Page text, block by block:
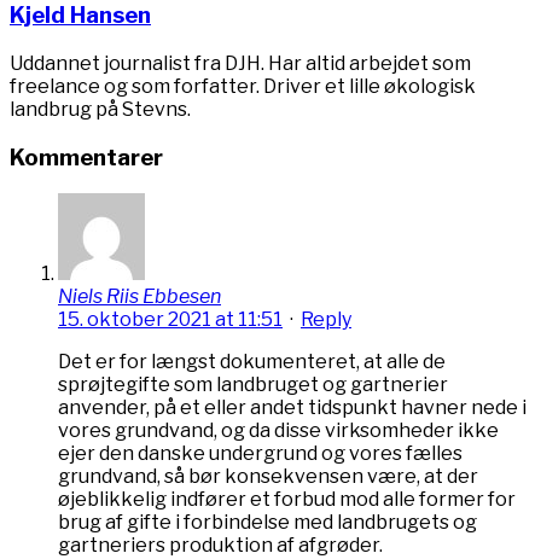
Kjeld Hansen
Uddannet journalist fra DJH. Har altid arbejdet som
freelance og som forfatter. Driver et lille økologisk
landbrug på Stevns.
Kommentarer
Niels Riis Ebbesen
15. oktober 2021 at 11:51 · Reply
Det er for længst dokumenteret, at alle de
sprøjtegifte som landbruget og gartnerier
anvender, på et eller andet tidspunkt havner nede i
vores grundvand, og da disse virksomheder ikke
ejer den danske undergrund og vores fælles
grundvand, så bør konsekvensen være, at der
øjeblikkelig indfører et forbud mod alle former for
brug af gifte i forbindelse med landbrugets og
gartneriers produktion af afgrøder.